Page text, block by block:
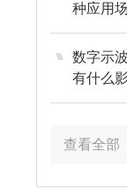
种应用
数字示
有什么
查看全部